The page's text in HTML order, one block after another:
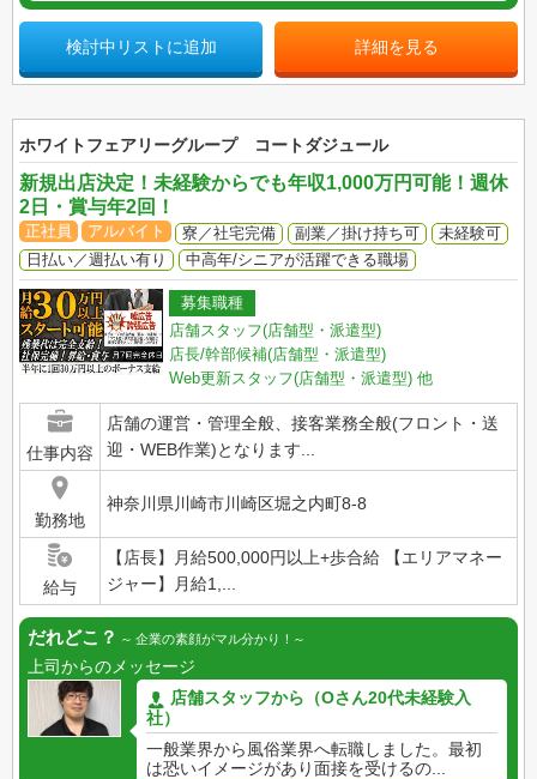
検討中リストに追加 詳細を見る
ホワイトフェアリーグループ コートダジュール
新規出店決定！未経験からでも年収1,000万円可能！週休
2日・賞与年2回！
正社員 アルバイト 寮／社宅完備 副業／掛け持ち可
未経験可
日払い／週払い有り
中高年/シニアが活躍できる職場
募集職種
店舗スタッフ(店舗型・派遣型)
店長/幹部候補(店舗型・派遣型)
Web更新スタッフ(店舗型・派遣型) 他
仕事内容
店舗の運営・管理全般、接客業務全般(フロント・送
迎・WEB作業)となります...
勤務地
神奈川県川崎市川崎区堀之内町8-8
給与
【店長】月給500,000円以上+歩合給 【エリアマネー
ジャー】月給1,...
だれどこ？ 企業の素顔がマル分かり！
上司からのメッセージ
店舗スタッフから（Oさん20代未経験入
社）
一般業界から風俗業界へ転職しました。最初
は恐いイメージがあり面接を受けるの...